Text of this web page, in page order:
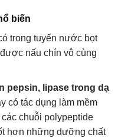
biến
trong tuyến nước bọt
nấu chín vô cùng
pepsin, lipase trong dạ
có tác dụng làm mềm
chuỗi polypeptide
hơn những dưỡng chất